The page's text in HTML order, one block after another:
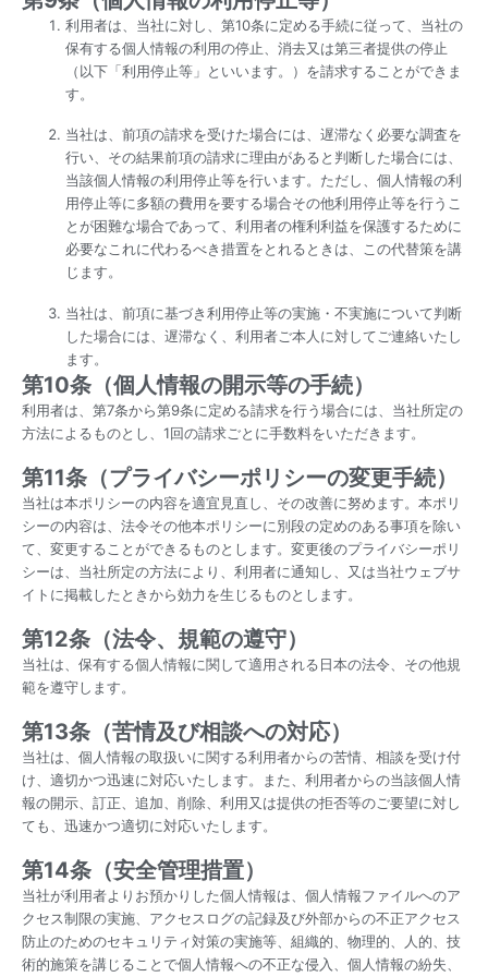
利用者は、当社に対し、第10条に定める手続に従って、当社の
保有する個人情報の利用の停止、消去又は第三者提供の停止
（以下「利用停止等」といいます。）を請求することができま
す。
当社は、前項の請求を受けた場合には、遅滞なく必要な調査を
行い、その結果前項の請求に理由があると判断した場合には、
当該個人情報の利用停止等を行います。ただし、個人情報の利
用停止等に多額の費用を要する場合その他利用停止等を行うこ
とが困難な場合であって、利用者の権利利益を保護するために
必要なこれに代わるべき措置をとれるときは、この代替策を講
じます。
当社は、前項に基づき利用停止等の実施・不実施について判断
した場合には、遅滞なく、利用者ご本人に対してご連絡いたし
ます。
第10条（個人情報の開示等の手続）
利用者は、第7条から第9条に定める請求を行う場合には、当社所定の
方法によるものとし、1回の請求ごとに手数料をいただきます。
第11条（プライバシーポリシーの変更手続）
当社は本ポリシーの内容を適宜見直し、その改善に努めます。本ポリ
シーの内容は、法令その他本ポリシーに別段の定めのある事項を除い
て、変更することができるものとします。変更後のプライバシーポリ
シーは、当社所定の方法により、利用者に通知し、又は当社ウェブサ
イトに掲載したときから効力を生じるものとします。
第12条（法令、規範の遵守）
当社は、保有する個人情報に関して適用される日本の法令、その他規
範を遵守します。
第13条（苦情及び相談への対応）
当社は、個人情報の取扱いに関する利用者からの苦情、相談を受け付
け、適切かつ迅速に対応いたします。また、利用者からの当該個人情
報の開示、訂正、追加、削除、利用又は提供の拒否等のご要望に対し
ても、迅速かつ適切に対応いたします。
第14条（安全管理措置）
当社が利用者よりお預かりした個人情報は、個人情報ファイルへのア
クセス制限の実施、アクセスログの記録及び外部からの不正アクセス
防止のためのセキュリティ対策の実施等、組織的、物理的、人的、技
術的施策を講じることで個人情報への不正な侵入、個人情報の紛失、